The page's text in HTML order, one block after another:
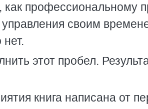
профессиональному
своим
этот пробел.
книга написана от